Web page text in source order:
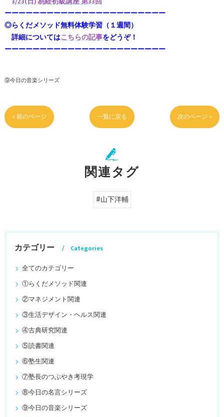
ーーーーーーーーーーーーーーーーーーーーーーー
◎らくだメソッド無料体験学習（１週間）
詳細についてはこちらの記事をどうぞ！
ーーーーーーーーーーーーーーーーーーーーーーー
⑨今日の音楽シリーズ
< 前のページ 一覧に戻る 次のページ >
関連タグ
#山下洋輔
カテゴリー
Categories
全てのカテゴリー
①らくだメソッド関連
②マネジメント関連
③生活デザイン・ヘルス関連
④古典研究関連
⑤読書関連
⑥塾生関連
⑦塾長のつぶやき考現学
⑧今日の名言シリーズ
⑨今日の音楽シリーズ